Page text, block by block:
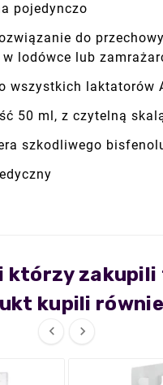
pojedynczo
do
lodówce lub
wszystkich laktatorów
50 ml, z czytelną
szkodliwego
którzy zakupili
kupili
 